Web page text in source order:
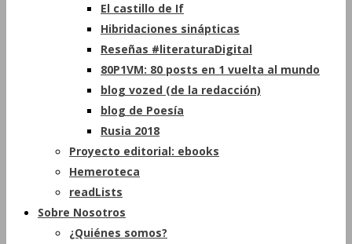
El castillo de If
Hibridaciones sinápticas
Reseñas #literaturaDigital
80P1VM: 80 posts en 1 vuelta al mundo
blog vozed (de la redacción)
blog de Poesía
Rusia 2018
Proyecto editorial: ebooks
Hemeroteca
readLists
Sobre Nosotros
¿Quiénes somos?